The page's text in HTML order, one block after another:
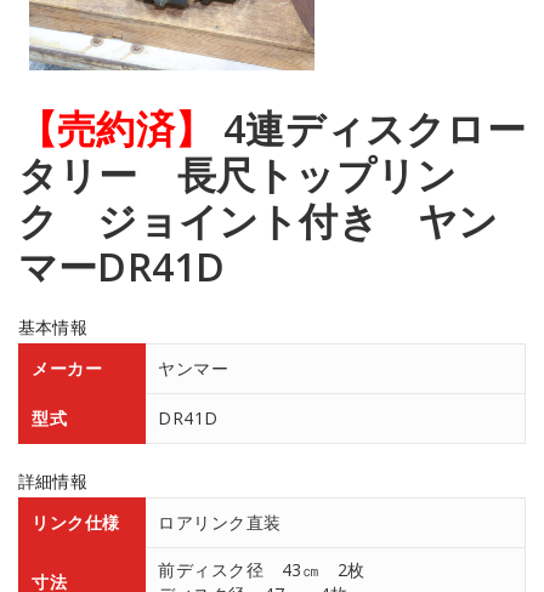
【売約済】
4連ディスクロー
タリー 長尺トップリン
ク ジョイント付き ヤン
マーDR41D
基本情報
メーカー
ヤンマー
型式 DR41D
詳細情報
リンク仕様
ロアリンク直装
寸法
前ディスク径 43㎝ 2枚